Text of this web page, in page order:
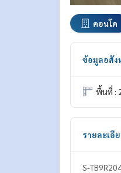
คอนโด
ข้อมูลอสัง
พื้นที่ :
รายละเอี